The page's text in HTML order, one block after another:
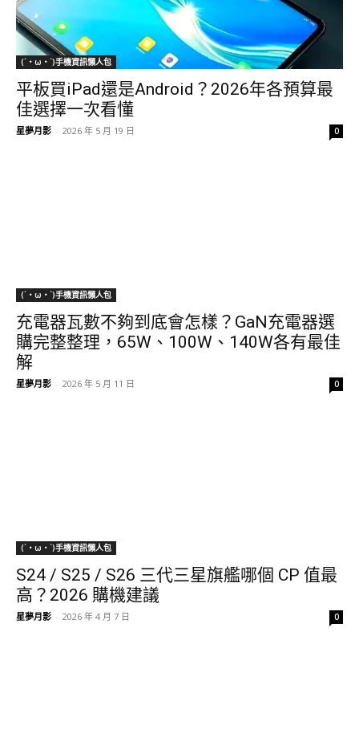
(´・ω・`)手機資訊懶人包
平板買iPad還是Android？2026年各預算最
佳選擇一次看懂
星夢月影 - 2026 年 5 月 19 日 0
(´・ω・`)手機資訊懶人包
充電器瓦數不夠到底會怎樣？GaN充電器選
購完整整理，65W、100W、140W各有最佳
解
星夢月影 - 2026 年 5 月 11 日 0
(´・ω・`)手機資訊懶人包
S24 / S25 / S26 三代三星旗艦哪個 CP 值最
高？2026 購機建議
星夢月影 - 2026 年 4 月 7 日 0